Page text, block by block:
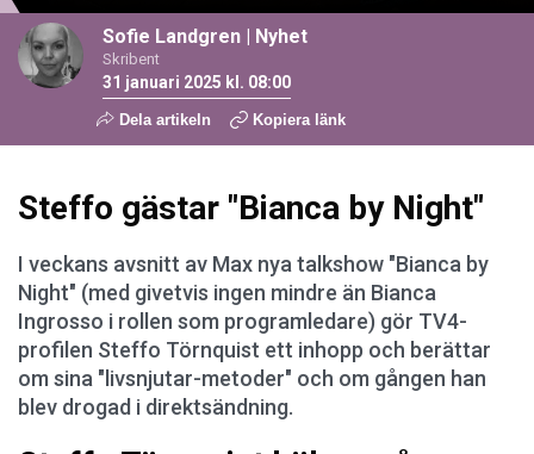
Sofie Landgren | Nyhet
Skribent
31 januari 2025 kl. 08:00
Dela artikeln Kopiera länk
Steffo gästar "Bianca by Night"
I veckans avsnitt av Max nya talkshow "Bianca by
Night" (med givetvis ingen mindre än Bianca
Ingrosso i rollen som programledare) gör TV4-
profilen Steffo Törnquist ett inhopp och berättar
om sina "livsnjutar-metoder" och om gången han
blev drogad i direktsändning.